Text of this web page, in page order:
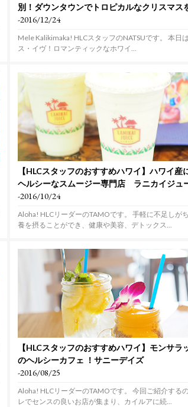
別！ダウンタウンでトロピカルなクリスマス
-2016/12/24
Mele Kalikimaka! HLCスタッフのNATSUです。 本日
ス・イヴ！ロマンティックなホワイ...
【HLCスタッフのおすすめハワイ】ハワイ産
ヘルシーなスムージー専門店 ラニカイジュ
-2016/10/24
Aloha! HLCリーダーのTAMOです。 手軽に不足しが
養を摂ることができ、健康や美容、デトックス...
【HLCスタッフのおすすめハワイ】モンサラ
のヘルシーカフェ ！サニーデイズ
-2016/08/25
Aloha! HLCリーダーのTAMOです。 今回ご紹介する
レでセンスの良いお店が集まり、カイルアに続...